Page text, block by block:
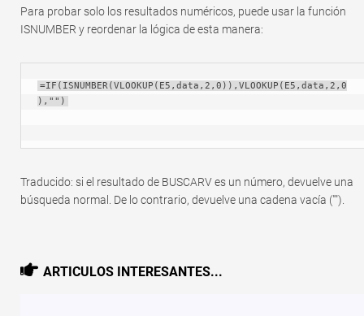
Para probar solo los resultados numéricos, puede usar la función
ISNUMBER y reordenar la lógica de esta manera:
=IF(ISNUMBER(VLOOKUP(E5,data,2,0)),VLOOKUP(E5,data,2,0
),"")
Traducido: si el resultado de BUSCARV es un número, devuelve una
búsqueda normal. De lo contrario, devuelve una cadena vacía ("").
ARTICULOS INTERESANTES...